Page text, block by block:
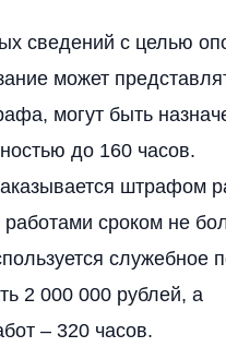
сведений с целью
может
могут быть
до 160 часов.
штрафом
сроком не
служебное
2 000 000 рублей, а
– 320 часов.